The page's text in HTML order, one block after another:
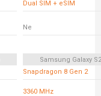
Dual SIM + eSIM
Ne
Samsung Galaxy
Snapdragon 8 Gen 2
3360 MHz